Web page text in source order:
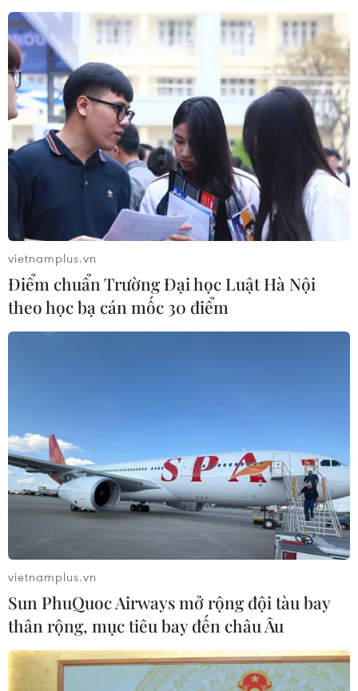
vietnamplus.vn
Điểm chuẩn Trường Đại học Luật Hà Nội
theo học bạ cán mốc 30 điểm
vietnamplus.vn
Sun PhuQuoc Airways mở rộng đội tàu bay
thân rộng, mục tiêu bay đến châu Âu